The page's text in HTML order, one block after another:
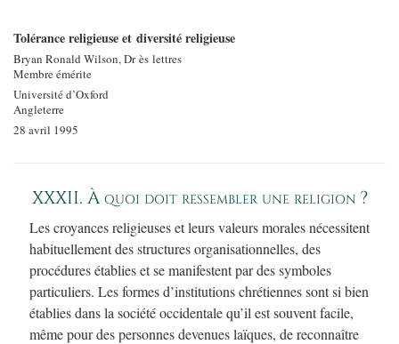
Tolérance religieuse et diversité religieuse
Bryan Ronald Wilson, Dr ès lettres
Membre émérite
Université d’Oxford
Angleterre
28 avril 1995
XXXII. À quoi doit ressembler une religion ?
Les croyances religieuses et leurs valeurs morales nécessitent
habituellement des structures organisationnelles, des
procédures établies et se manifestent par des symboles
particuliers. Les formes d’institutions chrétiennes sont si bien
établies dans la société occidentale qu’il est souvent facile,
même pour des personnes devenues laïques, de reconnaître